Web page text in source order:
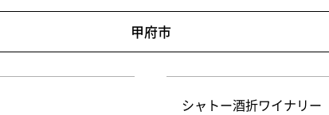
甲府市
シャトー酒折ワイナリー